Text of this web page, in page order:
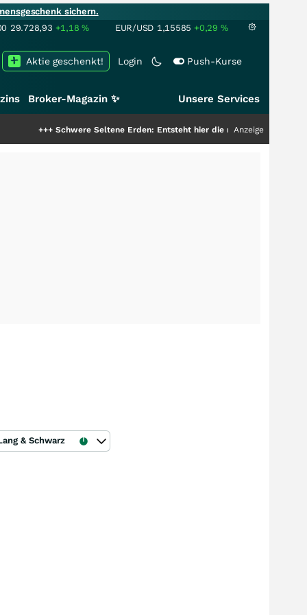
sichern.
29.728,93 +1,18% EUR/USD 1,15585 +0,29 %
Login Push-Kurse
Aktie geschenkt!
Broker-Magazin ✨ Unsere Services
Schwere Seltene Erden: Entsteht hier die nächste Milliardenstory?
Anzeige
& Schwarz